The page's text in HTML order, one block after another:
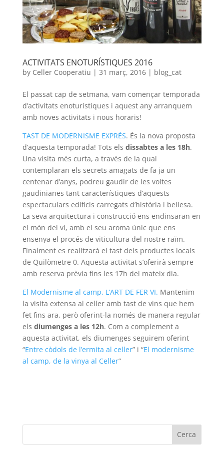
ACTIVITATS ENOTURÍSTIQUES 2016
by Celler Cooperatiu | 31 març, 2016| blog_cat
El passat cap de setmana, vam començar temporada
d’activitats enoturístiques i aquest any arranquem
amb noves activitats i nous horaris!
TAST DE MODERNISME EXPRÉS. És la nova proposta
d’aquesta temporada! Tots els dissabtes a les 18h.
Una visita més curta, a través de la qual
contemplaran els secrets amagats de fa ja un
centenar d’anys, podreu gaudir de les voltes
gaudinianes tant característiques d’aquests
espectaculars edificis carregats d’història i bellesa.
La seva arquitectura i construcció ens endinsaran en
el món del vi, amb el seu aroma únic que ens
ensenya el procés de viticultura del nostre raïm.
Finalment es realitzarà el tast dels productes locals
de Quilòmetre 0. Aquesta activitat s’oferirà sempre
amb reserva prèvia fins les 17h del mateix dia.
El Modernisme al camp, L’ART DE FER VI. Mantenim
la visita extensa al celler amb tast de vins que hem
fet fins ara, però oferint-la només de manera regular
els diumenges a les 12h. Com a complement a
aquesta activitat, els diumenges seguirem oferint
“Entre còdols de l’ermita al celler” i “El modernisme
al camp, de la vinya al Celler”
Cerca